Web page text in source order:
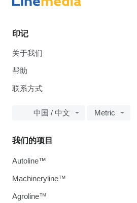
印记
关于我们
帮助
联系方式
中国 / 中文 Metric
我们的项目
Autoline™
Machineryline™
Agroline™